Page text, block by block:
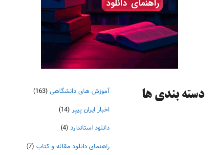
دسته‌ بندی ها آموزش های دانشگاهی (163)
اخبار ایران پیپر (14)
دانلود استاندارد (4)
راهنمای دانلود مقاله و کتاب (7)